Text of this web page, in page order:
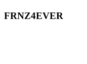
FRNZ4EVER